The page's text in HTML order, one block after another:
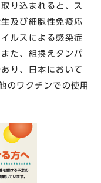
り込まれると、ス
及び細胞性免疫応
ルスによる感染症
た、組換えタンパ
り、日本において
のワクチンでの使用